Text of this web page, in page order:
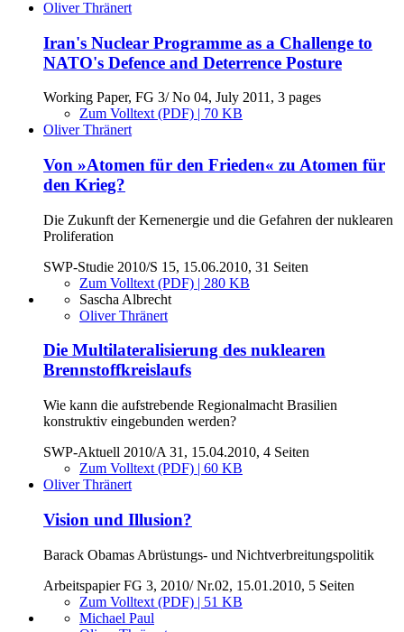
Oliver Thränert
Iran's Nuclear Programme as a Challenge to
NATO's Defence and Deterrence Posture
Working Paper, FG 3/ No 04, July 2011, 3 pages
Zum Volltext (PDF) | 70 KB
Oliver Thränert
Von »Atomen für den Frieden« zu Atomen für
den Krieg?
Die Zukunft der Kernenergie und die Gefahren der nuklearen
Proliferation
SWP-Studie 2010/S 15, 15.06.2010, 31 Seiten
Zum Volltext (PDF) | 280 KB
Sascha Albrecht
Oliver Thränert
Die Multilateralisierung des nuklearen
Brennstoffkreislaufs
Wie kann die aufstrebende Regionalmacht Brasilien
konstruktiv eingebunden werden?
SWP-Aktuell 2010/A 31, 15.04.2010, 4 Seiten
Zum Volltext (PDF) | 60 KB
Oliver Thränert
Vision und Illusion?
Barack Obamas Abrüstungs- und Nichtverbreitungspolitik
Arbeitspapier FG 3, 2010/ Nr.02, 15.01.2010, 5 Seiten
Zum Volltext (PDF) | 51 KB
Michael Paul